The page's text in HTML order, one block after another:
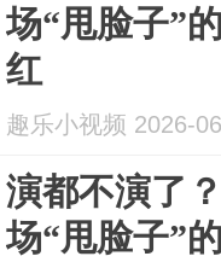
场“甩脸子”
红
趣乐小视频 2026-
演都不演了
场“甩脸子”